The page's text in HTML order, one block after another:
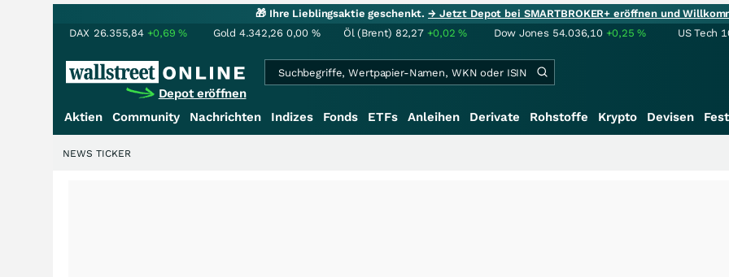
🎁 Ihre Lieblingsaktie geschenkt.→ Jetzt Depot bei SMARTBROKER+ eröffnen und
DAX 26.355,84 +0,69% Gold 4.342,26 0,00 % Öl (Brent) 82,27 +0,02% Dow Jones 54.036,10 +0,25% US Tech
Depot eröffnen
Aktien
Community Nachrichten Indizes Fonds ETFs Anleihen Derivate Rohstoffe Krypto Devisen
NEWS TICKER